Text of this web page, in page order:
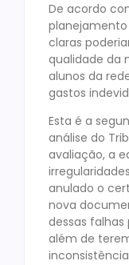
De acordo
claras
qualidade da
alunos da
gastos
Esta é a
análise do
avaliação, a
anulado o
nova
dessas
além de